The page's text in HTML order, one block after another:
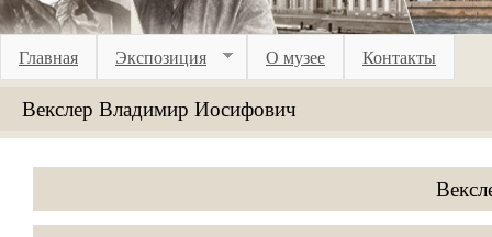
Главная Экспозиция О музее Контакты
Векслер Владимир Иосифович